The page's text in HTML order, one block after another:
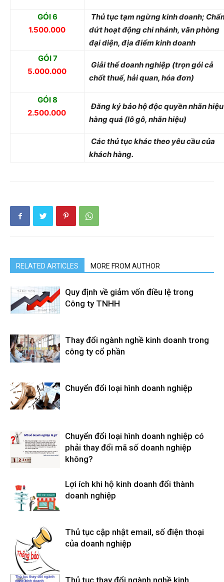
GÓI 6
1.500.000
Thủ tục tạm ngừng kinh doanh;
dứt hoạt động chi nhánh, văn phòng
đại diện, địa điểm kinh doanh
GÓI 7
5.000.000
Giải thể doanh nghiệp (trọn gói cả
chốt thuế, hải quan, hóa đơn)
GÓI 8
2.500.000
Đăng ký bảo hộ độc quyền nhãn hiệu
hàng quá (lô gô, nhãn hiệu)
Các thủ tục khác theo yêu cầu của
khách hàng.
RELATED ARTICLES MORE FROM AUTHOR
Quy định về giảm vốn điều lệ trong
Công ty TNHH
Thay đổi ngành nghề kinh doanh trong
công ty cổ phần
Chuyển đổi loại hình doanh nghiệp
Chuyển đổi loại hình doanh nghiệp có
phải thay đổi mã số doanh nghiệp
không?
Lợi ích khi hộ kinh doanh đổi thành
doanh nghiệp
Thủ tục cập nhật email, số điện thoại
của doanh nghiệp
Thủ tục thay đổi ngành nghề kinh